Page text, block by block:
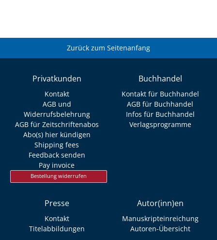
Zurück zum Seitenanfang
Privatkunden
Kontakt
AGB und
Widerrufsbelehrung
AGB für Zeitschriftenabos
Abo(s) hier kündigen
Shipping fees
Feedback senden
Pay invoice
Bestellung widerrufen
Buchhandel
Kontakt für Buchhandel
AGB für Buchhandel
Infos für Buchhandel
Verlagsprogramme
Presse
Kontakt
Titelabbildungen
Autor(inn)en
Manuskripteinreichung
Autoren-Übersicht